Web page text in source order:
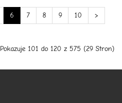
6 7 8 9 10
>
Pokazuje 101 do 120 z 575 (29 Stron)